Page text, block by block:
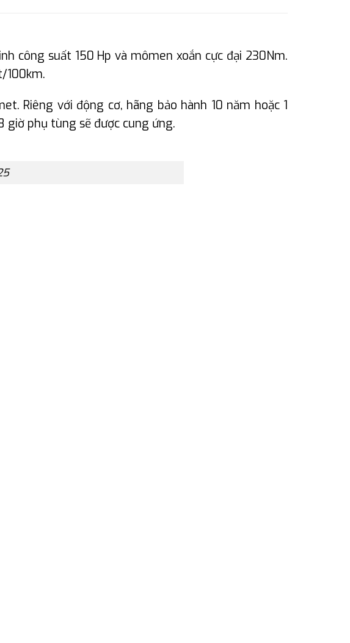
công suất 150 Hp và mômen xoắn cực đại 230Nm.
100km.
Riêng với động cơ, hãng bảo hành 10 năm hoặc 1
giờ phụ tùng sẽ được cung ứng.